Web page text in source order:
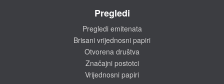
Pregledi
Pregledi emitenata
Brisani vrijednosni papiri
Otvorena društva
Značajni postotci
Vrijednosni papiri